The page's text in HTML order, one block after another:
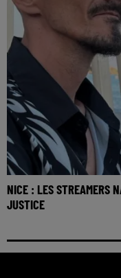
NICE : LES STREAMERS
JUSTICE